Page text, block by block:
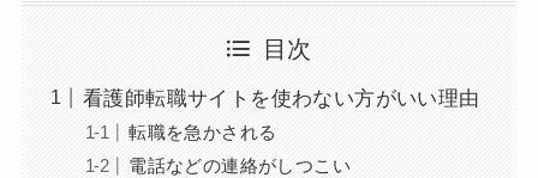
目次
看護師転職サイトを使わない方がいい理由
転職を急かされる
電話などの連絡がしつこい